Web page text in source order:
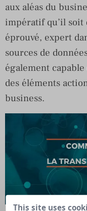
aux aléas du
impératif qu’il soit
éprouvé, expert
sources de
également
des éléments
business.
This site uses